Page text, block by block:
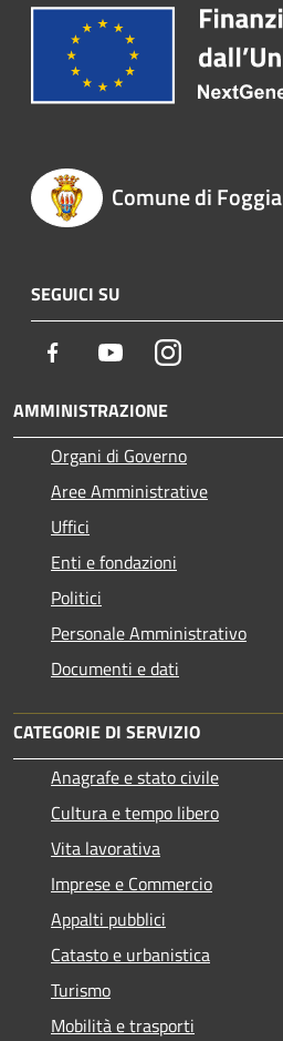
Comune di Foggia
SEGUICI SU
Facebook YoutubeInstagram
AMMINISTRAZIONE
Organi di Governo
Aree Amministrative
Uffici
Enti e fondazioni
Politici
Personale Amministrativo
Documenti e dati
CATEGORIE DI SERVIZIO
Anagrafe e stato civile
Cultura e tempo libero
Vita lavorativa
Imprese e Commercio
Appalti pubblici
Catasto e urbanistica
Turismo
Mobilità e trasporti